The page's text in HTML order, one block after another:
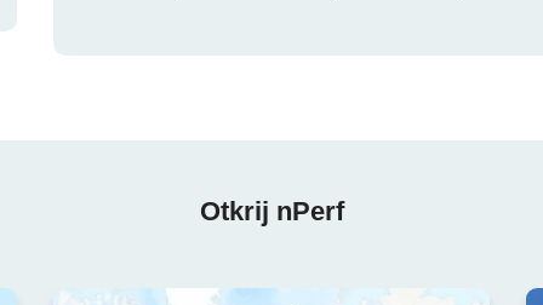
Otkrij nPerf